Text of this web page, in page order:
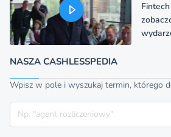
NASZA CASHLESSPEDIA
Wpisz w pole i wyszukaj termin, którego
Szukaj